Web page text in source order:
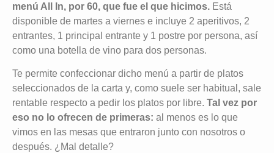
menú All In, por 60, que fue el que hicimos. Está
disponible de martes a viernes e incluye 2 aperitivos, 2
entrantes, 1 principal entrante y 1 postre por persona, así
como una botella de vino para dos personas.
Te permite confeccionar dicho menú a partir de platos
seleccionados de la carta y, como suele ser habitual, sale
rentable respecto a pedir los platos por libre. Tal vez por
eso no lo ofrecen de primeras: al menos es lo que
vimos en las mesas que entraron junto con nosotros o
después. ¿Mal detalle?